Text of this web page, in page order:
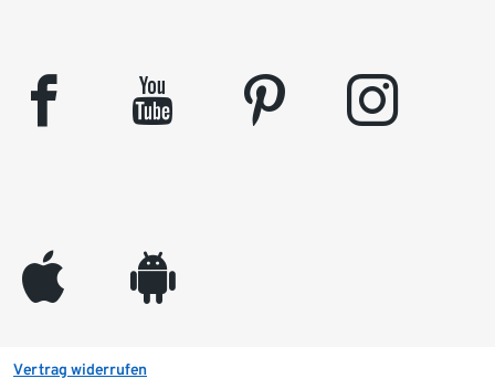
facebook youtube pinterest instagram
appleinc android
Vertrag widerrufen